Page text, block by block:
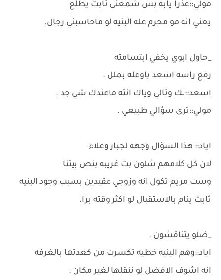
مولي::عذرا يابه بس شمعنى ثابت يطلع
يعني انه مو محرم عله البنيه لو ماحاسبني رجال.
_حاول ابوي يخفي ابتسامته
رفع راسه اسعد باوعله بملل .
اسعد::لك وتالي وياك انته ماعندك شي جد .
مولي::ترى سؤالي طبيعي .
اياد:: هذا السؤال وجهه لجبار وعلاء
لان كل كلامهم شلون بت غريبه بنص بيتنا
وست مريم تكول انه وزوجي مقيدين بسبب وجود البنيه
ثابت ينام بالاستقبال لو اكثر وقته برا.
_ضلو يتناقشون .
اياد::وهم البنيه خطيه تكسرت من كعدتها بالغرفه
انه اشوف الافضل لو ننقلها لغير مكان .